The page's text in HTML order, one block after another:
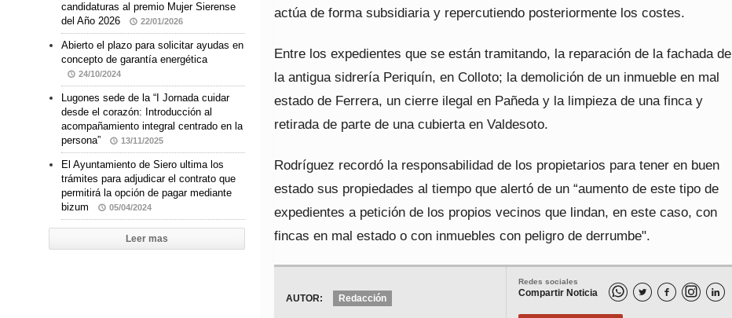
actúa de forma subsidiaria y repercutiendo posteriormente los costes.
Entre los expedientes que se están tramitando, la reparación de la fachada de
la antigua sidrería Periquín, en Colloto; la demolición de un inmueble en mal
estado de Ferrera, un cierre ilegal en Pañeda y la limpieza de una finca y
retirada de parte de una cubierta en Valdesoto.
Rodríguez recordó la responsabilidad de los propietarios para tener en buen
estado sus propiedades al tiempo que alertó de un “aumento de este tipo de
expedientes a petición de los propios vecinos que lindan, en este caso, con
fincas en mal estado o con inmuebles con peligro de derrumbe".
Redes sociales
Compartir Noticia   
AUTOR: Redacción
candidaturas al premio Mujer Sierense
del Año 2026
22/01/2026
Abierto el plazo para solicitar ayudas en
concepto de garantía energética
24/10/2024
Lugones sede de la “I Jornada cuidar
desde el corazón: Introducción al
acompañamiento integral centrado en la
persona”
13/11/2025
El Ayuntamiento de Siero ultima los
trámites para adjudicar el contrato que
permitirá la opción de pagar mediante
bizum
05/04/2024
Leer mas